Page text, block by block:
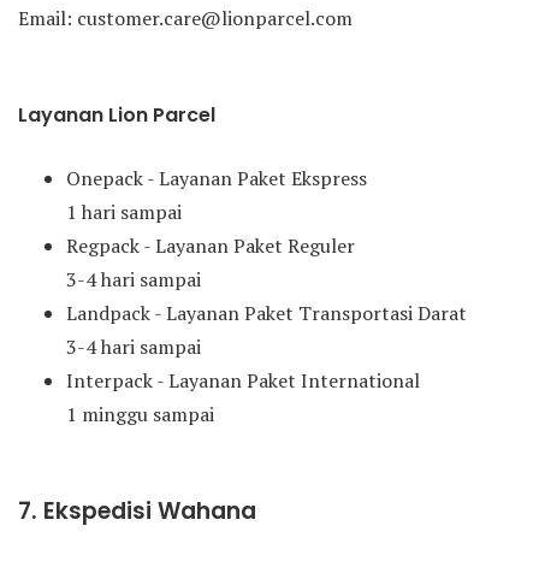
Email: customer.care@lionparcel.com
Layanan Lion Parcel
Onepack - Layanan Paket Ekspress
1 hari sampai
Regpack - Layanan Paket Reguler
3-4 hari sampai
Landpack - Layanan Paket Transportasi Darat
3-4 hari sampai
Interpack - Layanan Paket International
1 minggu sampai
7. Ekspedisi Wahana